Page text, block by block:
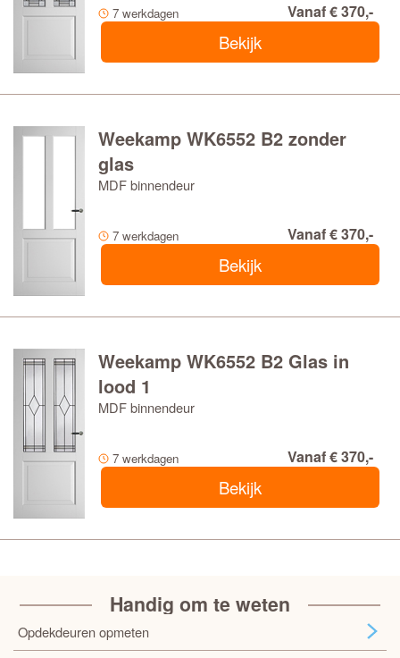
7 werkdagen Vanaf € 370,-
Bekijk
Weekamp WK6552 B2 zonder
glas
MDF binnendeur
7 werkdagen Vanaf € 370,-
Bekijk
Weekamp WK6552 B2 Glas in
lood 1
MDF binnendeur
7 werkdagen Vanaf € 370,-
Bekijk
Handig om te weten
Opdekdeuren opmeten